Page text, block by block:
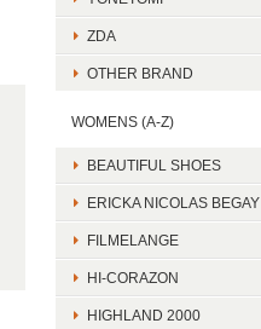
ZDA
OTHER BRAND
WOMENS (A-Z)
BEAUTIFUL SHOES
ERICKA NICOLAS BEGAY
FILMELANGE
HI-CORAZON
HIGHLAND 2000